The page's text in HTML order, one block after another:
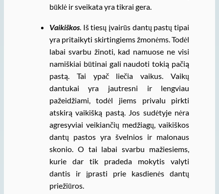
būklė ir sveikata yra tikrai gera.
Vaikiškos. Iš tiesų įvairūs dantų pastų tipai
yra pritaikyti skirtingiems žmonėms. Todėl
labai svarbu žinoti, kad namuose ne visi
namiškiai būtinai gali naudoti tokią pačią
pastą. Tai ypač liečia vaikus. Vaikų
dantukai yra jautresni ir lengviau
pažeidžiami, todėl jiems privalu pirkti
atskirą vaikišką pastą. Jos sudėtyje nėra
agresyviai veikiančių medžiagų, vaikiškos
dantų pastos yra švelnios ir malonaus
skonio. O tai labai svarbu mažiesiems,
kurie dar tik pradeda mokytis valyti
dantis ir įprasti prie kasdienės dantų
priežiūros.